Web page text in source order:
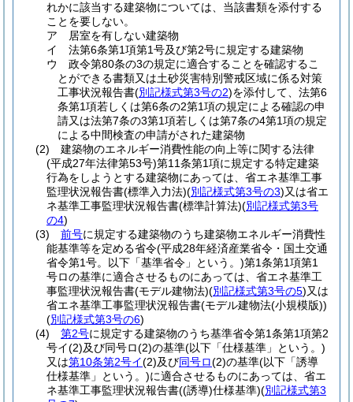
れかに該当する建築物については、当該書類を添付する
ことを要しない。
ア
居室を有しない建築物
イ
法第6条第1項第1号及び第2号に規定する建築物
ウ
政令第80条の3の規定に適合することを確認するこ
とができる書類又は土砂災害特別警戒区域に係る対策
工事状況報告書(別記様式第3号の2)を添付して、法第6
条第1項若しくは第6条の2第1項の規定による確認の申
請又は法第7条の3第1項若しくは第7条の4第1項の規定
による中間検査の申請がされた建築物
(2)
建築物のエネルギー消費性能の向上等に関する法律
(平成27年法律第53号)第11条第1項に規定する特定建築
行為をしようとする建築物にあっては、省エネ基準工事
監理状況報告書(標準入力法)(別記様式第3号の3)又は省エ
ネ基準工事監理状況報告書(標準計算法)(別記様式第3号
の4)
(3)
前号に規定する建築物のうち建築物エネルギー消費性
能基準等を定める省令(平成28年経済産業省令・国土交通
省令第1号。以下「基準省令」という。)第1条第1項第1
号ロの基準に適合させるものにあっては、省エネ基準工
事監理状況報告書(モデル建物法)(別記様式第3号の5)又は
省エネ基準工事監理状況報告書(モデル建物法(小規模版))
(別記様式第3号の6)
(4)
第2号に規定する建築物のうち基準省令第1条第1項第2
号イ(2)及び同号ロ(2)の基準(以下「仕様基準」という。)
又は第10条第2号イ(2)及び同号ロ(2)の基準(以下「誘導
仕様基準」という。)に適合させるものにあっては、省エ
ネ基準工事監理状況報告書((誘導)仕様基準)(別記様式第3